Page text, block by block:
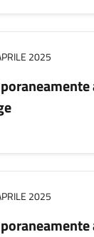
2025
2025